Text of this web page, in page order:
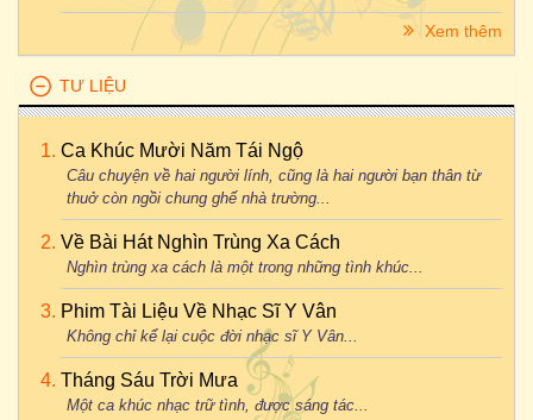
Xem thêm
TƯ LIỆU
Ca Khúc Mười Năm Tái Ngộ
Câu chuyện về hai người lính, cũng là hai người bạn thân từ
thuở còn ngồi chung ghế nhà trường...
Về Bài Hát Nghìn Trùng Xa Cách
Nghìn trùng xa cách là một trong những tình khúc...
Phim Tài Liệu Về Nhạc Sĩ Y Vân
Không chỉ kể lại cuộc đời nhạc sĩ Y Vân...
Tháng Sáu Trời Mưa
Một ca khúc nhạc trữ tình, được sáng tác...